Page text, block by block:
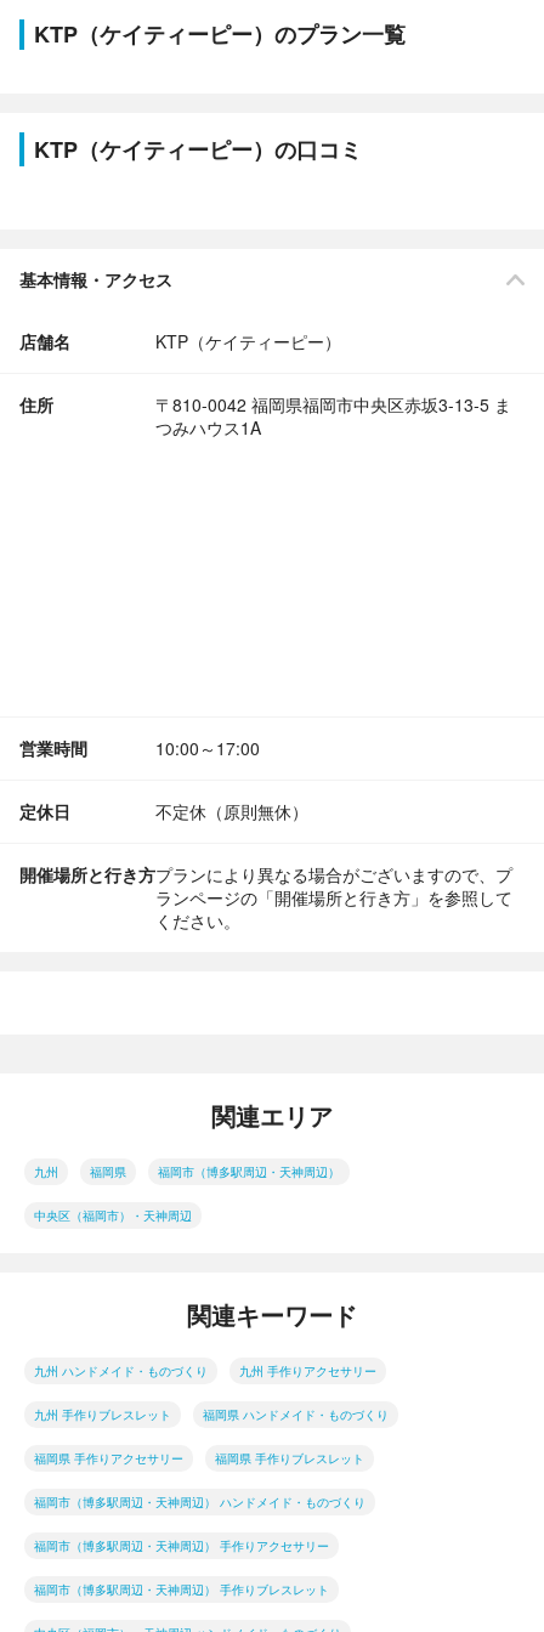
KTP（ケイティーピー）のプラン一覧
KTP（ケイティーピー）の口コミ
基本情報・アクセス
店舗名 KTP（ケイティーピー）
住所
〒810-0042 福岡県福岡市中央区赤坂3-13-5 ま
つみハウス1A
営業時間 10:00～17:00
定休日 不定休（原則無休）
開催場所と行き方プランにより異なる場合がございますので、プ
ランページの「開催場所と行き方」を参照して
ください。
関連エリア
九州 福岡県 福岡市（博多駅周辺・天神周辺）
中央区（福岡市）・天神周辺
関連キーワード
九州 ハンドメイド・ものづくり 九州 手作りアクセサリー
九州 手作りブレスレット 福岡県 ハンドメイド・ものづくり
福岡県 手作りアクセサリー 福岡県 手作りブレスレット
福岡市（博多駅周辺・天神周辺） ハンドメイド・ものづくり
福岡市（博多駅周辺・天神周辺） 手作りアクセサリー
福岡市（博多駅周辺・天神周辺） 手作りブレスレット